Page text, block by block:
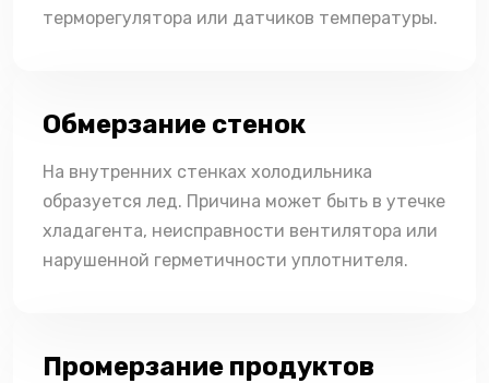
терморегулятора или датчиков температуры.
Обмерзание стенок
На внутренних стенках холодильника
образуется лед. Причина может быть в утечке
хладагента, неисправности вентилятора или
нарушенной герметичности уплотнителя.
Промерзание продуктов